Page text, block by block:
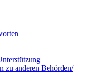
zu anderen Behörden/